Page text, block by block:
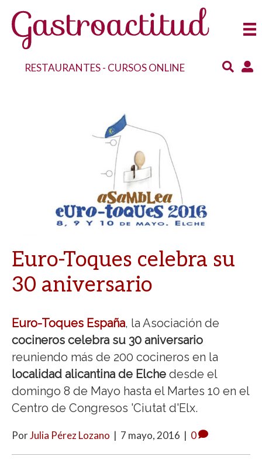
RESTAURANTES- CURSOS ONLINE
Euro-Toques celebra su
30 aniversario
Euro-Toques España, la Asociación de
cocineros celebra su 30 aniversario
reuniendo más de 200 cocineros en la
localidad alicantina de Elche desde el
domingo 8 de Mayo hasta el Martes 10 en el
Centro de Congresos 'Ciutat d'Elx.
PorJulia Pérez Lozano | 7 mayo, 2016 | 0